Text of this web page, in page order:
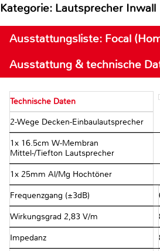
Kategorie: Lautsprecher Inwall
Ausstattungsliste: Focal
Ausstattung & technische
Technische Daten
2-Wege Decken-Einbaulautsprecher
1x 16.5cm W-Membran
Mittel-/Tiefton Lautsprecher
1x 25mm Al/Mg Hochtöner
Frequenzgang (±3dB)
Wirkungsgrad 2,83 V/m
Impedanz